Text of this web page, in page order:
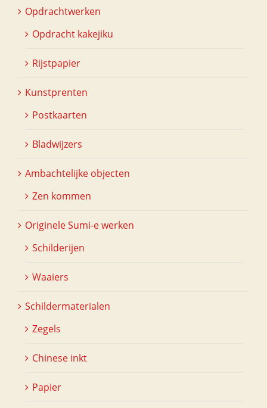
Opdrachtwerken
Opdracht kakejiku
Rijstpapier
Kunstprenten
Postkaarten
Bladwijzers
Ambachtelijke objecten
Zen kommen
Originele Sumi-e werken
Schilderijen
Waaiers
Schildermaterialen
Zegels
Chinese inkt
Papier